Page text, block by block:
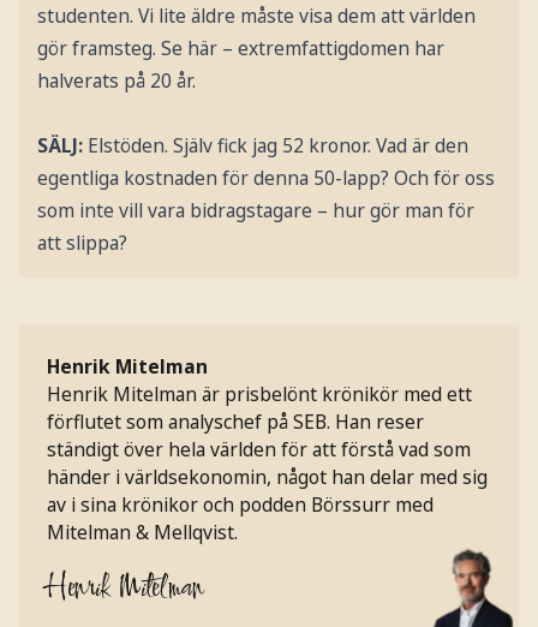
studenten. Vi lite äldre måste visa dem att världen
gör framsteg. Se här – extremfattigdomen har
halverats på 20 år.
SÄLJ: Elstöden. Själv fick jag 52 kronor. Vad är den
egentliga kostnaden för denna 50-lapp? Och för oss
som inte vill vara bidragstagare – hur gör man för
att slippa?
Henrik Mitelman
Henrik Mitelman är prisbelönt krönikör med ett
förflutet som analyschef på SEB. Han reser
ständigt över hela världen för att förstå vad som
händer i världsekonomin, något han delar med sig
av i sina krönikor och podden Börssurr med
Mitelman & Mellqvist.
Henrik Mitelman